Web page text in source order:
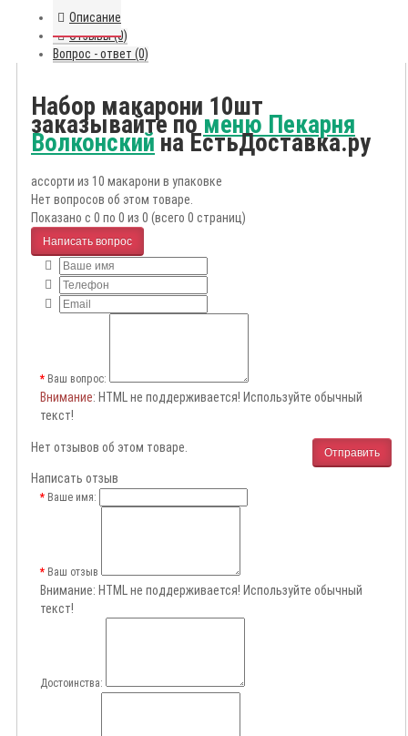
Описание
Отзывы (0)
Вопрос - ответ (0)
Набор макарони 10шт
заказывайте поменю Пекарня
Волконскийна ЕстьДоставка.ру
ассорти из 10 макарони в упаковке
Нет вопросов об этом товаре.
Показано с 0 по 0 из 0 (всего 0 страниц)
Написать вопрос
Ваш вопрос:
Внимание: HTML не поддерживается! Используйте обычный
текст!
Отправить
Нет отзывов об этом товаре.
Написать отзыв
Ваше имя:
Ваш отзыв
Внимание: HTML не поддерживается! Используйте обычный
текст!
Достоинства: